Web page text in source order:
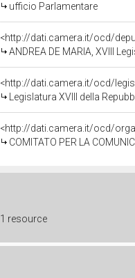
ufficio Parlamentare
<http://dati.camera.it/ocd/
ANDREA DE MARIA, XVIII
<http://dati.camera.it/ocd/
Legislatura XVIII della
<http://dati.camera.it/ocd/
COMITATO PER LA
1 resource